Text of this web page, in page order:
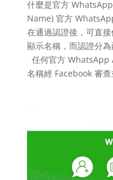
什麼是官方
Name) 官方
在通過認證後，可直
顯示名稱，而認證分
任何官方 WhatsApp
名稱經 Facebook 審